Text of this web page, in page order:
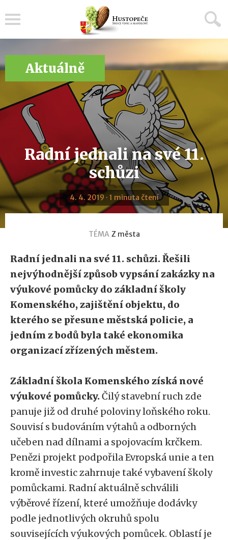
Aktuálně
Radní jednali na své 11.
schůzi
4. 4. 2019 · 1 minuta čtení
TÉMA Z města
Radní jednali na své 11. schůzi. Řešili
nejvýhodnější způsob vypsání zakázky na
výukové pomůcky do základní školy
Komenského, zajištění objektu, do
kterého se přesune městská policie, a
jedním z bodů byla také ekonomika
organizací zřízených městem.
Základní škola Komenského získá nové
výukové pomůcky.Čilý stavební ruch zde
panuje již od druhé poloviny loňského roku.
Souvisí s budováním výtahů a odborných
učeben nad dílnami a spojovacím krčkem.
Penězi projekt podpořila Evropská unie a ten
kromě investic zahrnuje také vybavení školy
pomůckami. Radní aktuálně schválili
výběrové řízení, které umožňuje dodávky
podle jednotlivých okruhů spolu
souvisejících výukových pomůcek. Oblastí je